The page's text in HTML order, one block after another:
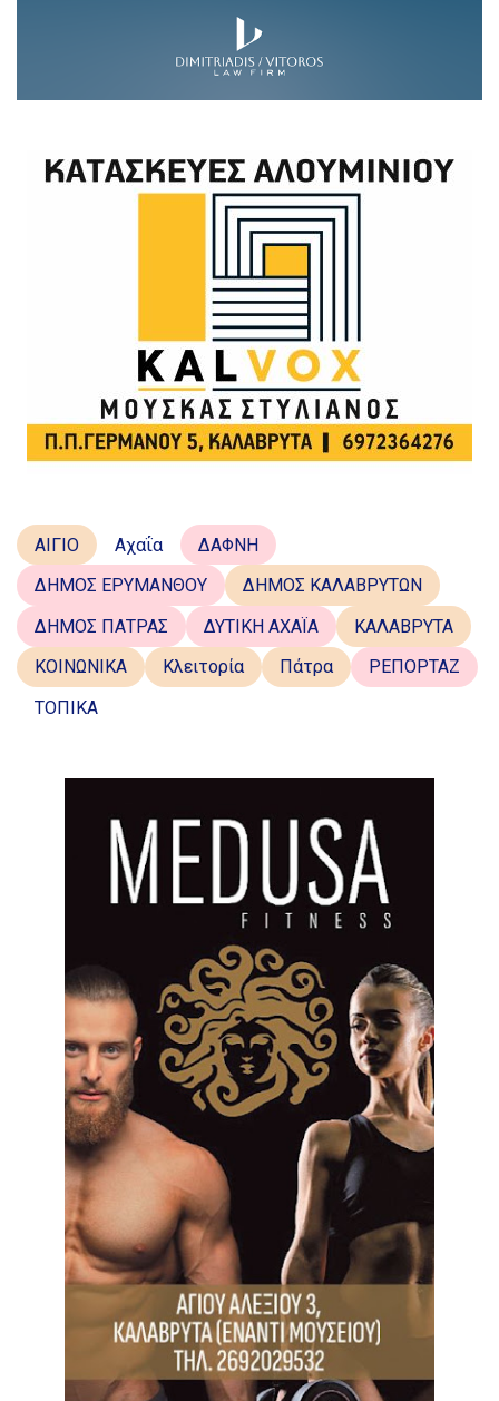
ΑΙΓΙΟ Αχαΐα
ΔΑΦΝΗ
ΔΗΜΟΣ ΕΡΥΜΑΝΘΟΥ
ΔΗΜΟΣ ΚΑΛΑΒΡΥΤΩΝ
ΔΗΜΟΣ ΠΑΤΡΑΣ
ΔΥΤΙΚΗ ΑΧΑΪΑ
ΚΑΛΑΒΡΥΤΑ
ΚΟΙΝΩΝΙΚΑ
Κλειτορία Πάτρα
ΡΕΠΟΡΤΑΖ
ΤΟΠΙΚΑ